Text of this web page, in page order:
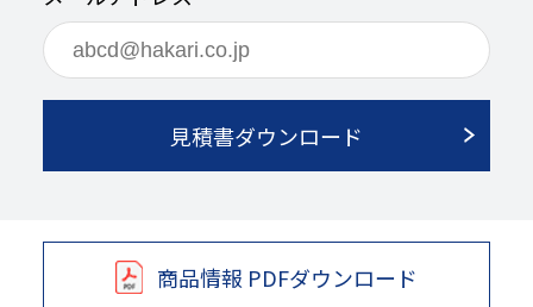
見積書ダウンロード
商品情報 PDFダウンロード